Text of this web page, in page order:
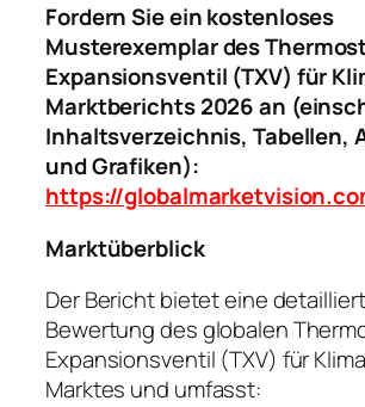
Fordern Sie ein kostenloses
Musterexemplar des
Expansionsventil (TXV) für
Marktberichts 2026 an
Inhaltsverzeichnis, Tabellen,
und Grafiken):
https://
Marktüberblick
Der Bericht bietet eine
Bewertung des globalen
Expansionsventil (TXV) für
Marktes und umfasst: